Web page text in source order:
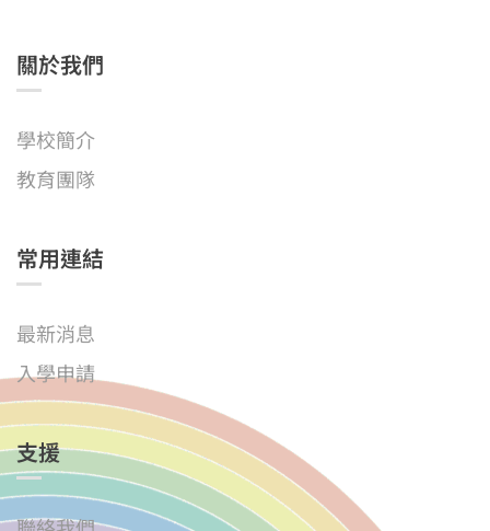
關於我們
學校簡介
教育團隊
常用連結
最新消息
入學申請
支援